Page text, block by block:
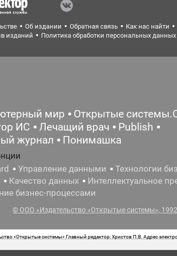
Об издании Обратная связь Как нас найти
изданий Политика обработки персональных данных
мир
Открытые
ИС
Лечащий врач
Publish
журнал
Понимашка
Управление данными
Технологии
Качество данных
Интеллектуальное
бизнес-процессами
© ООО «Издательство «Открытые системы»,
«Открытые системы» Главный редактор: Христов П.В. Адрес